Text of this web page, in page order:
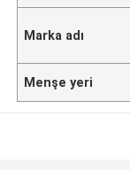
Marka adı
Menşe yeri